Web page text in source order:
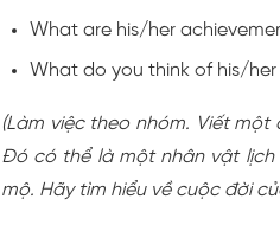
What are his/her
What do you think of his/
(Làm việc theo nhóm. Viết
Đó có thể là một nhân vật
mộ. Hãy tìm hiểu về cuộc đời